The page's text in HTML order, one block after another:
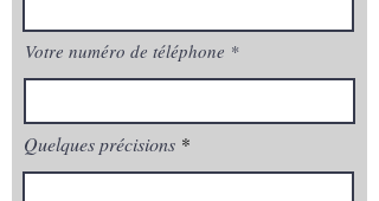
Votre numéro de téléphone
Quelques précisions